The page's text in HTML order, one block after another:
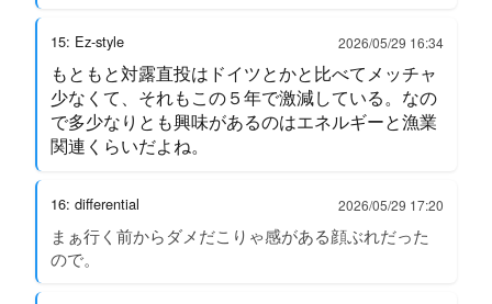
15: Ez-style 2026/05/29 16:34
もともと対露直投はドイツとかと比べてメッチャ
少なくて、それもこの５年で激減している。なの
で多少なりとも興味があるのはエネルギーと漁業
関連くらいだよね。
16: differential 2026/05/29 17:20
まぁ行く前からダメだこりゃ感がある顔ぶれだった
ので。